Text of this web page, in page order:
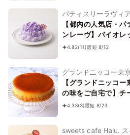
パティスリーラヴィ
【都内の人気店・
ンレーヴ】バイオレ
4.82(11)最短 8/12
グランドニッコー東
【グランドニッコ
の味をご自宅で】チ
4.33(3)最短 8/23
sweets cafe Halu.